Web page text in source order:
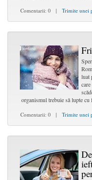
Comentarii: 0 | Trimite unei
luat
organismul trebuie să lupte
Comentarii: 0 | Trimite unei